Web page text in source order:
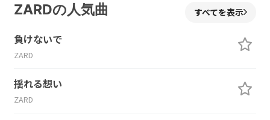
ZARDの人気曲 すべてを表示
負けないで
ZARD
揺れる想い
ZARD